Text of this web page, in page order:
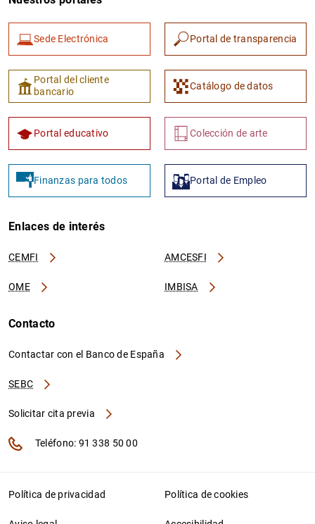
1 2
Sede Electrónica Portal de transparencia
Portal del cliente
bancario
Catálogo de datos
Portal educativo Colección de arte
Finanzas para todos Portal de Empleo
Enlaces de interés
CEMFI AMCESFI
OME IMBISA
Contacto
Contactar con el Banco de España
SEBC
Solicitar cita previa
Teléfono: 91 338 50 00
Política de privacidad Política de cookies